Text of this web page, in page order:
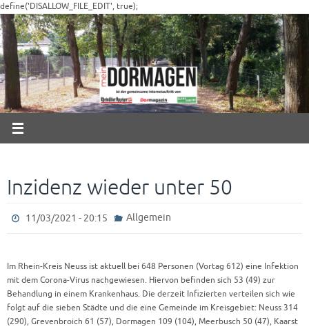
define('DISALLOW_FILE_EDIT', true);
Inhalt
springen
Inzidenz wieder unter 50
11/03/2021 - 20:15 Allgemein
Im Rhein-Kreis Neuss ist aktuell bei 648 Personen (Vortag 612) eine Infektion
mit dem Corona-Virus nachgewiesen. Hiervon befinden sich 53 (49) zur
Behandlung in einem Krankenhaus. Die derzeit Infizierten verteilen sich wie
folgt auf die sieben Städte und die eine Gemeinde im Kreisgebiet: Neuss 314
(290), Grevenbroich 61 (57), Dormagen 109 (104), Meerbusch 50 (47), Kaarst